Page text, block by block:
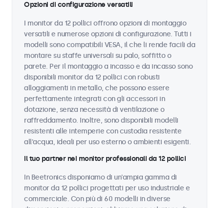
Opzioni di configurazione versatili
I monitor da 12 pollici offrono opzioni di montaggio
versatili e numerose opzioni di configurazione. Tutti i
modelli sono compatibili VESA, il che li rende facili da
montare su staffe universali su palo, soffitto o
parete. Per il montaggio a incasso e da incasso sono
disponibili monitor da 12 pollici con robusti
alloggiamenti in metallo, che possono essere
perfettamente integrati con gli accessori in
dotazione, senza necessità di ventilazione o
raffreddamento. Inoltre, sono disponibili modelli
resistenti alle intemperie con custodia resistente
all'acqua, ideali per uso esterno o ambienti esigenti.
Il tuo partner nei monitor professionali da 12 pollici
In Beetronics disponiamo di un'ampia gamma di
monitor da 12 pollici progettati per uso industriale e
commerciale. Con più di 60 modelli in diverse